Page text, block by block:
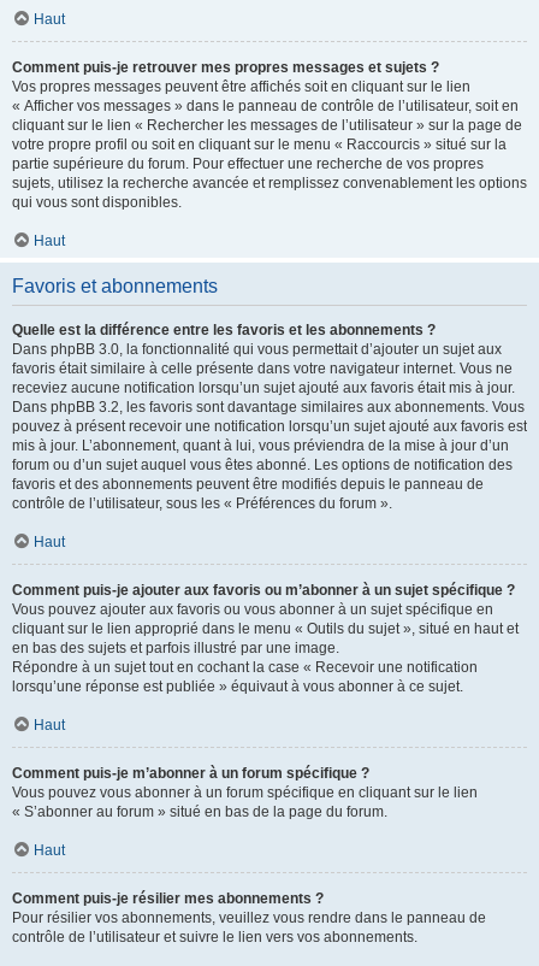
Haut
Comment puis-je retrouver mes propres messages et sujets ?
Vos propres messages peuvent être affichés soit en cliquant sur le lien
« Afficher vos messages » dans le panneau de contrôle de l’utilisateur, soit en
cliquant sur le lien « Rechercher les messages de l’utilisateur » sur la page de
votre propre profil ou soit en cliquant sur le menu « Raccourcis » situé sur la
partie supérieure du forum. Pour effectuer une recherche de vos propres
sujets, utilisez la recherche avancée et remplissez convenablement les options
qui vous sont disponibles.
Haut
Favoris et abonnements
Quelle est la différence entre les favoris et les abonnements ?
Dans phpBB 3.0, la fonctionnalité qui vous permettait d’ajouter un sujet aux
favoris était similaire à celle présente dans votre navigateur internet. Vous ne
receviez aucune notification lorsqu’un sujet ajouté aux favoris était mis à jour.
Dans phpBB 3.2, les favoris sont davantage similaires aux abonnements. Vous
pouvez à présent recevoir une notification lorsqu’un sujet ajouté aux favoris est
mis à jour. L’abonnement, quant à lui, vous préviendra de la mise à jour d’un
forum ou d’un sujet auquel vous êtes abonné. Les options de notification des
favoris et des abonnements peuvent être modifiés depuis le panneau de
contrôle de l’utilisateur, sous les « Préférences du forum ».
Haut
Comment puis-je ajouter aux favoris ou m’abonner à un sujet spécifique ?
Vous pouvez ajouter aux favoris ou vous abonner à un sujet spécifique en
cliquant sur le lien approprié dans le menu « Outils du sujet », situé en haut et
en bas des sujets et parfois illustré par une image.
Répondre à un sujet tout en cochant la case « Recevoir une notification
lorsqu’une réponse est publiée » équivaut à vous abonner à ce sujet.
Haut
Comment puis-je m’abonner à un forum spécifique ?
Vous pouvez vous abonner à un forum spécifique en cliquant sur le lien
« S’abonner au forum » situé en bas de la page du forum.
Haut
Comment puis-je résilier mes abonnements ?
Pour résilier vos abonnements, veuillez vous rendre dans le panneau de
contrôle de l’utilisateur et suivre le lien vers vos abonnements.